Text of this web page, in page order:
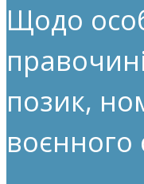
Щодо
позик,
воєнного